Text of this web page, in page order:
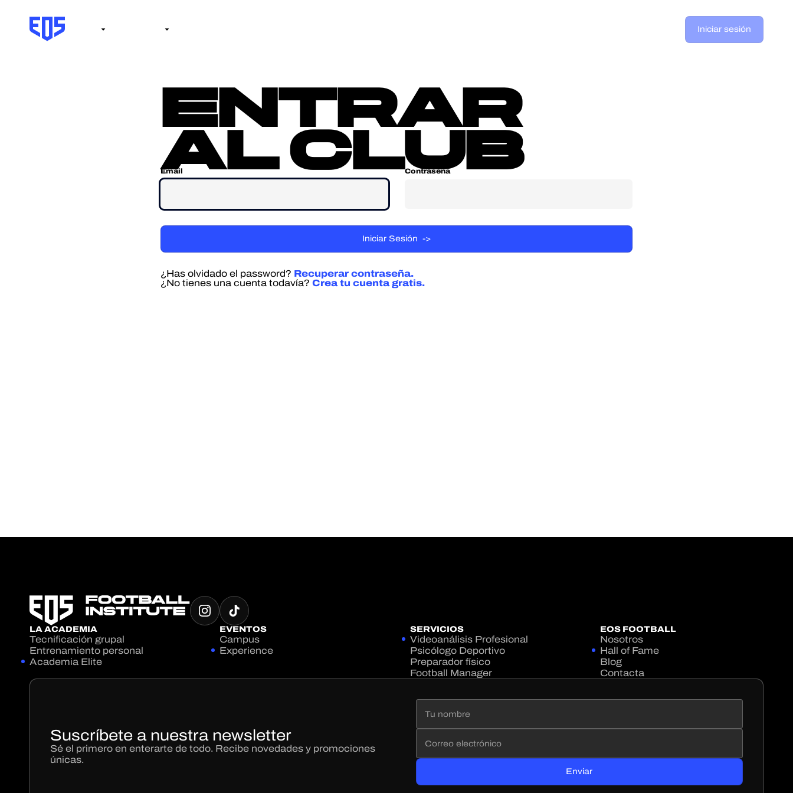
Iniciar sesión
entrar
al club
Email Contraseña
¿Has olvidado el password? Recuperar contraseña.
¿No tienes una cuenta todavía? Crea tu cuenta gratis.
LA ACADEMIA
Tecnificación grupal
Entrenamiento personal
Academia Elite
EVENTOS
Campus
Experience
SERVICIOS
Videoanálisis Profesional
Psicólogo Deportivo
Preparador físico
Football Manager
EOS FOOTBALL
Nosotros
Hall of Fame
Blog
Contacta
Suscríbete a nuestra newsletter
Sé el primero en enterarte de todo. Recibe novedades y promociones
únicas.